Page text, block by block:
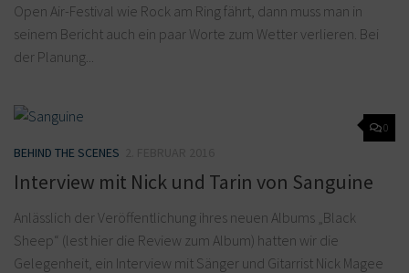
Open Air-Festival wie Rock am Ring fährt, dann muss man in
seinem Bericht auch ein paar Worte zum Wetter verlieren. Bei
der Planung...
0
BEHIND THE SCENES
Interview mit Nick und Tarin von Sanguine
Anlässlich der Veröffentlichung ihres neuen Albums „Black
Sheep“ (lest hier die Review zum Album) hatten wir die
Gelegenheit, ein Interview mit Sänger und Gitarrist Nick Magee